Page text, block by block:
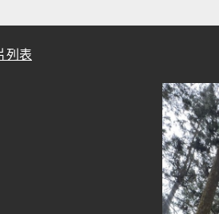
列表